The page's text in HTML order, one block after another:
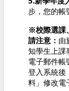
步，您的帳
※校際選課
請注意： 由
知學生上課
電子郵件帳
登入系統後
料」修改電